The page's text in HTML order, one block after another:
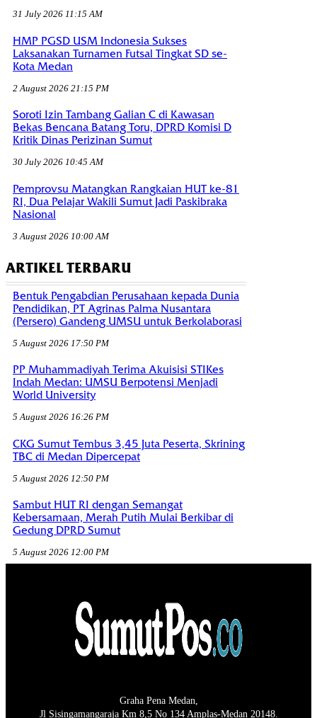
31 July 2026 11:15 AM
HMP PGSD USM Indonesia Sukses
Laksanakan Turnamen Futsal Tingkat SD se-
Kota Medan
2 August 2026 21:15 PM
Soroti Izin Tambang Galian C di Kawasan
Bekas Bencana Batang Toru, DPRD Komisi D
Kritik Dinas Perizinan Sumut
30 July 2026 10:45 AM
Pemprovsu Matangkan Rangkaian HUT ke-81
RI, Dua Pelajar Wakili Sumut Jadi Paskibraka
Nasional
3 August 2026 10:00 AM
ARTIKEL TERBARU
Bentuk Pengabdian Perusahaan kepada Dunia
Pendidikan, PT Agrinas Palma Nusantara
(Persero) Gandeng UMSU untuk Berkolaborasi
5 August 2026 17:50 PM
PP Muhammadiyah Terima Akuisisi STIKes
Indah Medan: UMSU Berpotensi Menjadi
World University
5 August 2026 16:26 PM
CKG Sumut Tembus 3,45 Juta Peserta, Skrining
TBC di Medan Dipercepat
5 August 2026 12:50 PM
Sambut HUT RI dengan Semangat
Kebersamaan, Merah Putih Mulai Berkibar di
Gedung DPRD Sumut
5 August 2026 12:00 PM
Graha Pena Medan,
Jl Sisingamangaraja Km 8,5 No 134 Amplas-Medan 20148.